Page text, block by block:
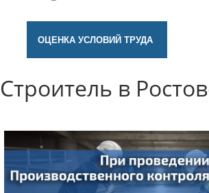
ОЦЕНКА УСЛОВИЙ ТРУДА
в